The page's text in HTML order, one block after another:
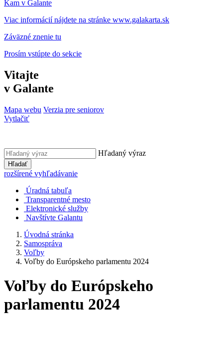
Kam v Galante
Viac informácií nájdete na stránke www.galakarta.sk
Záväzné znenie tu
Prosím vstúpte do sekcie
Vitajte
v Galante
Mapa webu Verzia pre seniorov
Vytlačiť
Hľadaný výraz
Hľadať
rozšírené vyhľadávanie
Úradná tabuľa
Transparentné mesto
Elektronické služby
Navštívte Galantu
Úvodná stránka
Samospráva
Voľby
Voľby do Európskeho parlamentu 2024
Voľby do Európskeho
parlamentu 2024